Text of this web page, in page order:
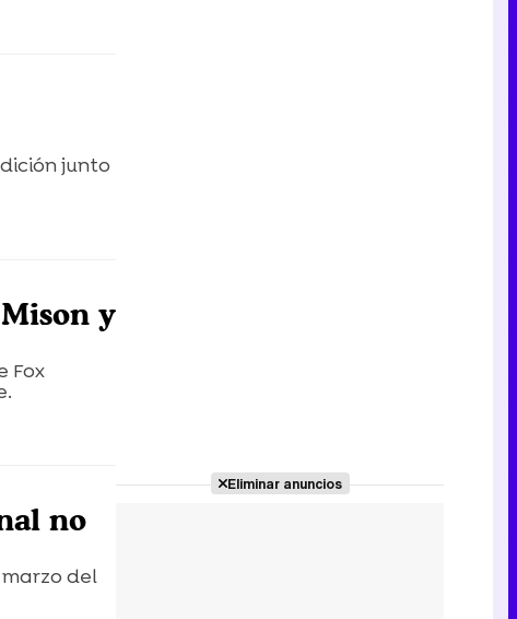
junto
y
Fox
no
del
Eliminar anuncios